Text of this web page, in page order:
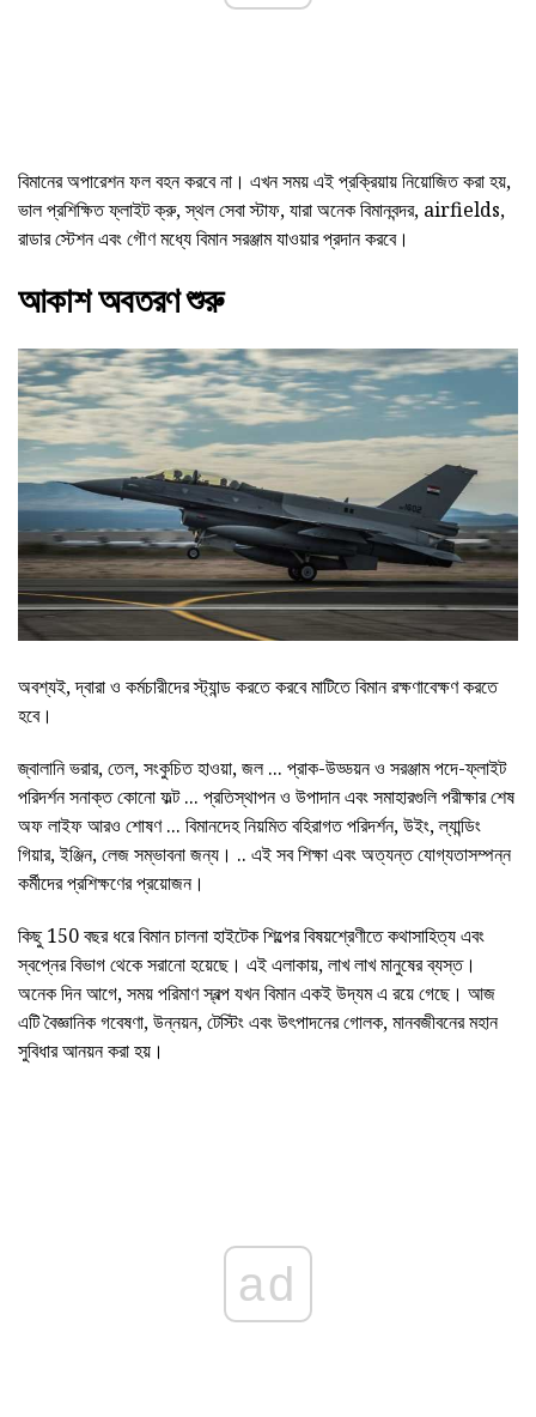
বিমানের অপারেশন ফল বহন করবে না। এখন সময় এই প্রক্রিয়ায় নিয়োজিত করা হয়,
ভাল প্রশিক্ষিত ফ্লাইট ক্রু, স্থল সেবা স্টাফ, যারা অনেক বিমানবন্দর, airfields,
রাডার স্টেশন এবং গৌণ মধ্যে বিমান সরঞ্জাম যাওয়ার প্রদান করবে।
আকাশ অবতরণ শুরু
অবশ্যই, দ্বারা ও কর্মচারীদের স্ট্যান্ড করতে করবে মাটিতে বিমান রক্ষণাবেক্ষণ করতে
হবে।
জ্বালানি ভরার, তেল, সংকুচিত হাওয়া, জল ... প্রাক-উড্ডয়ন ও সরঞ্জাম পদে-ফ্লাইট
পরিদর্শন সনাক্ত কোনো ফল্ট ... প্রতিস্থাপন ও উপাদান এবং সমাহারগুলি পরীক্ষার শেষ
অফ লাইফ আরও শোষণ ... বিমানদেহ নিয়মিত বহিরাগত পরিদর্শন, উইং, ল্যান্ডিং
গিয়ার, ইঞ্জিন, লেজ সম্ভাবনা জন্য। .. এই সব শিক্ষা এবং অত্যন্ত যোগ্যতাসম্পন্ন
কর্মীদের প্রশিক্ষণের প্রয়োজন।
কিছু 150 বছর ধরে বিমান চালনা হাইটেক শিল্পের বিষয়শ্রেণীতে কথাসাহিত্য এবং
স্বপ্নের বিভাগ থেকে সরানো হয়েছে। এই এলাকায়, লাখ লাখ মানুষের ব্যস্ত।
অনেক দিন আগে, সময় পরিমাণ স্বল্প যখন বিমান একই উদ্যম এ রয়ে গেছে। আজ
এটি বৈজ্ঞানিক গবেষণা, উন্নয়ন, টেস্টিং এবং উৎপাদনের গোলক, মানবজীবনের মহান
সুবিধার আনয়ন করা হয়।
ad